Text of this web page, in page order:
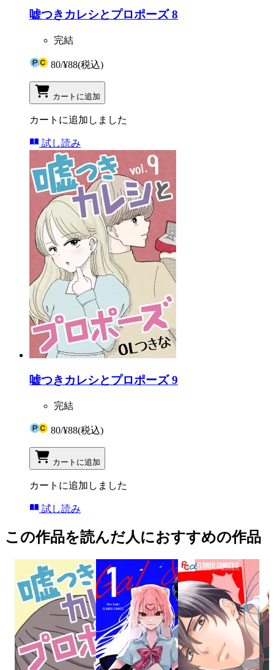
嘘つきカレシとプロポーズ 8
完結
80/¥88(税込)
カートに追加
カートに追加しました
試し読み
嘘つきカレシとプロポーズ 9
完結
80/¥88(税込)
カートに追加
カートに追加しました
試し読み
この作品を読んだ人におすすめの作品